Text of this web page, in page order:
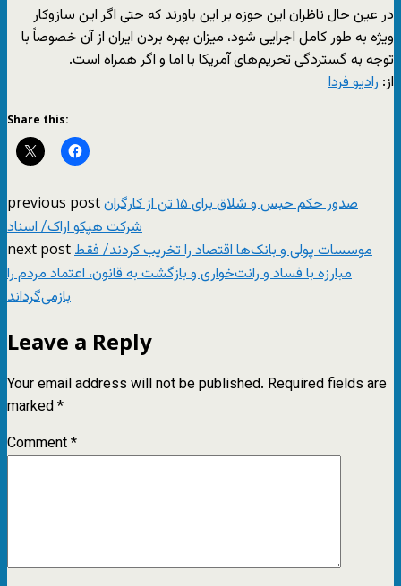
در عین حال ناظران این حوزه بر این باورند که حتی اگر این سازوکار
ویژه به طور کامل اجرایی شود، میزان بهره بردن ایران از آن خصوصاً با
توجه به گستردگی تحریم‌‌های آمریکا با اما و اگر همراه است.
از: رادیو فردا
Share this:
previous postصدور حکم حبس و شلاق برای ۱۵ تن از کارگران
شرکت هپکو اراک/ اسناد
next postموسسات پولی و بانک‌ها اقتصاد را تخریب کردند/ فقط
مبارزه با فساد و رانت‌خواری و بازگشت به قانون، اعتماد مردم را
بازمی‌گرداند
Leave a Reply
Your email address will not be published. Required fields are
marked*
Comment*